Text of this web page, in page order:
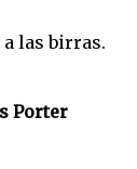
a las birras.
Porter